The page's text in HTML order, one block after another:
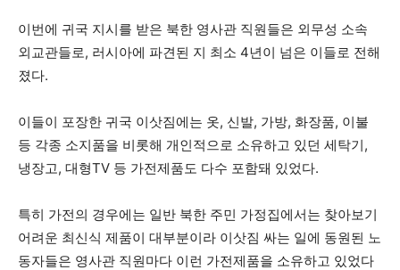
이번에 귀국 지시를 받은 북한 영사관 직원들은 외무성 소속
외교관들로, 러시아에 파견된 지 최소 4년이 넘은 이들로 전해
졌다.
이들이 포장한 귀국 이삿짐에는 옷, 신발, 가방, 화장품, 이불
등 각종 소지품을 비롯해 개인적으로 소유하고 있던 세탁기,
냉장고, 대형TV 등 가전제품도 다수 포함돼 있었다.
특히 가전의 경우에는 일반 북한 주민 가정집에서는 찾아보기
어려운 최신식 제품이 대부분이라 이삿짐 싸는 일에 동원된 노
동자들은 영사관 직원마다 이런 가전제품을 소유하고 있었다